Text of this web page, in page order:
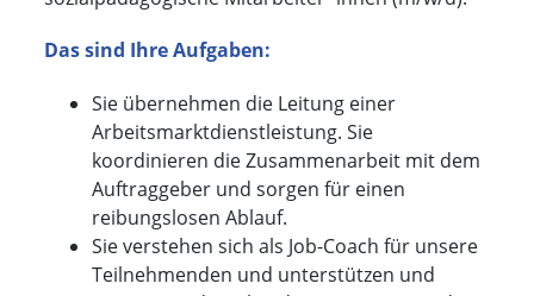
Das sind Ihre Aufgaben:
Sie übernehmen die Leitung einer
Arbeitsmarktdienstleistung. Sie
koordinieren die Zusammenarbeit mit dem
Auftraggeber und sorgen für einen
reibungslosen Ablauf.
Sie verstehen sich als Job-Coach für unsere
Teilnehmenden und unterstützen und